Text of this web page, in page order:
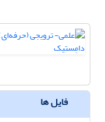
فایل ها